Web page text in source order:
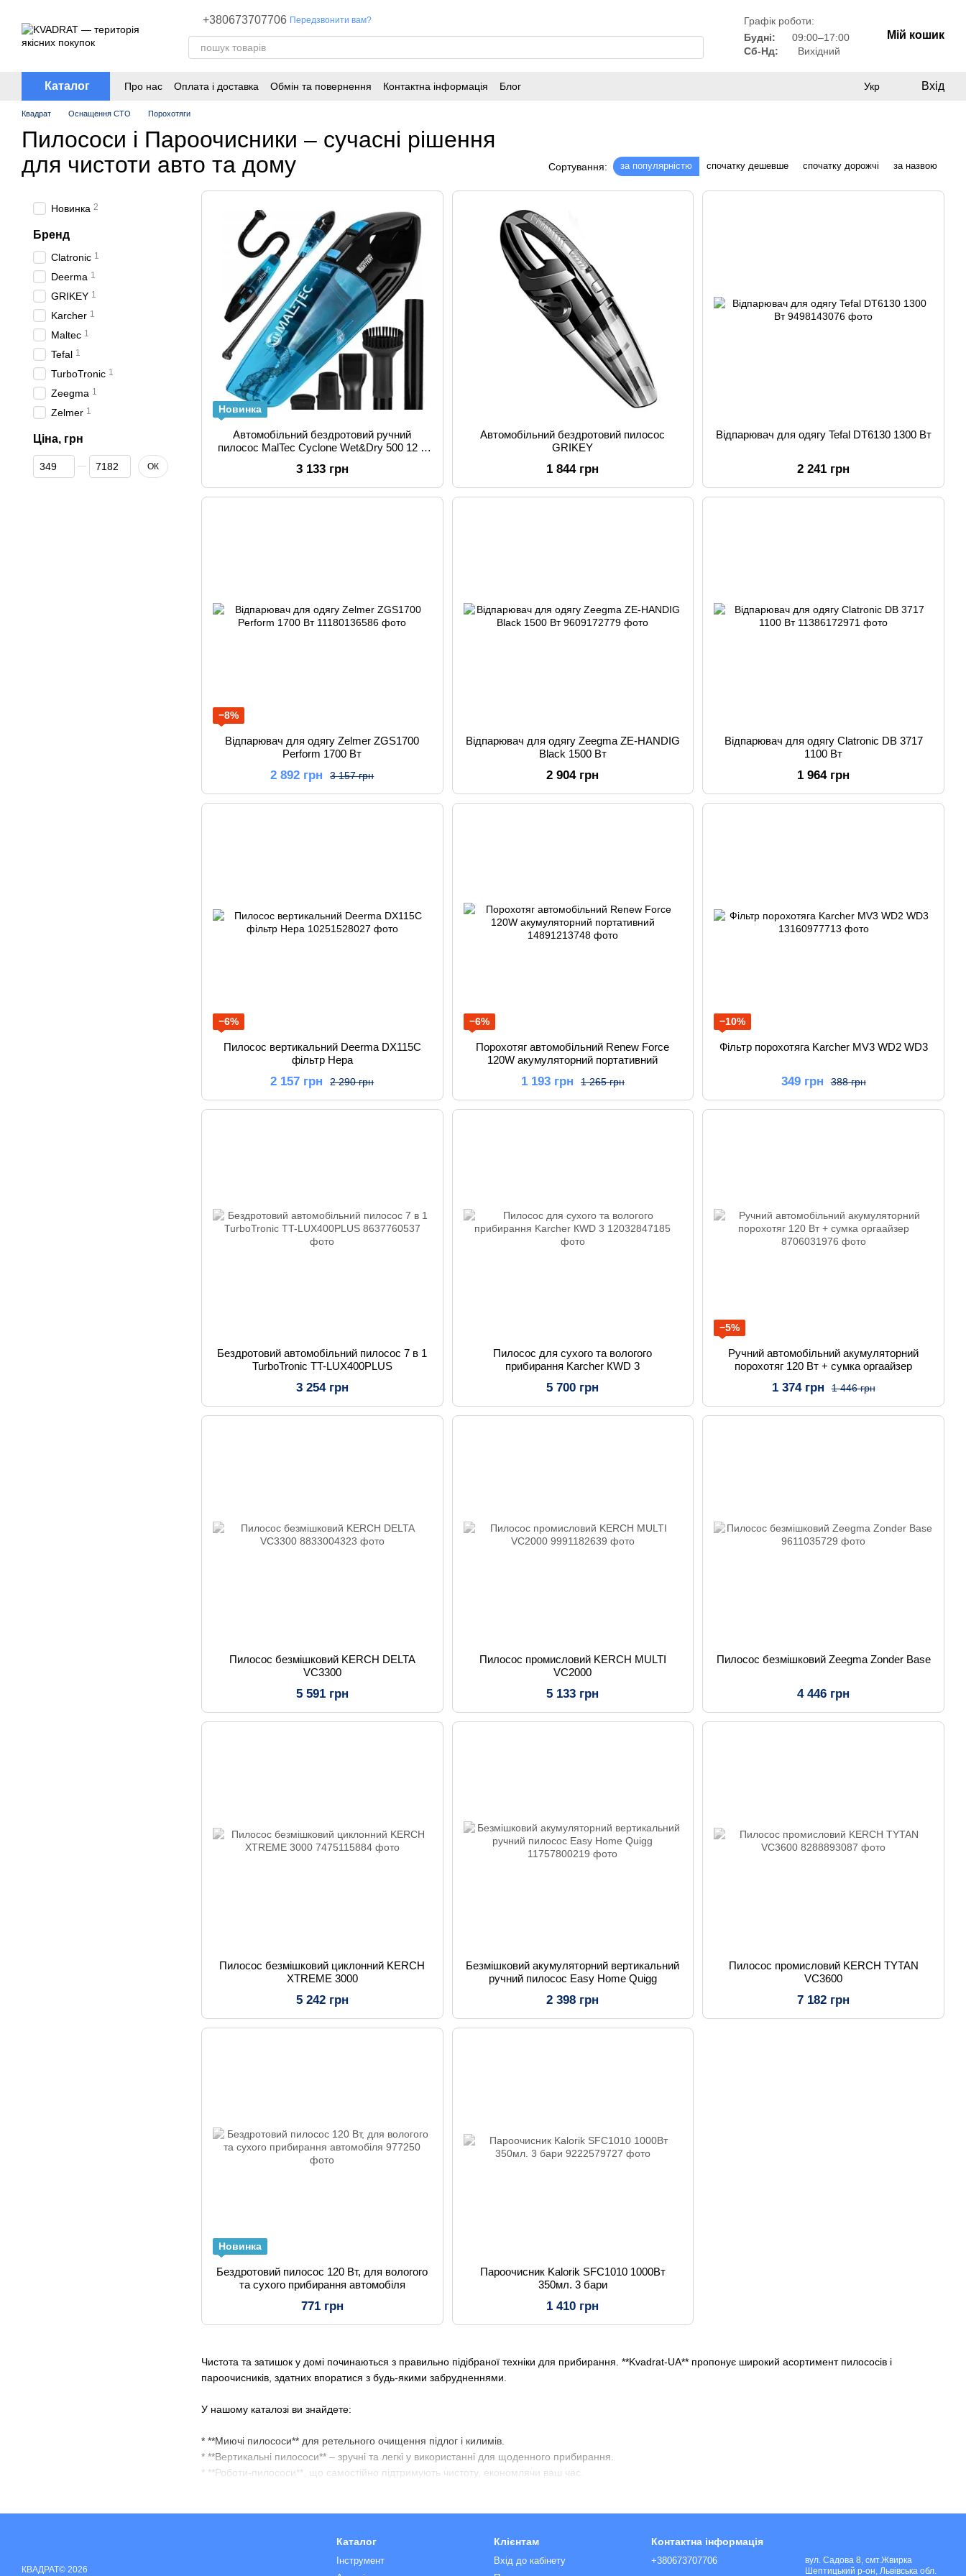
+380673707706 Передзвонити вам?
Графік роботи:
Будні:
09:00–17:00
Сб-Нд:
Вихідний
Мій кошик
Каталог Про нас Оплата і доставка Обмін та повернення Контактна інформація Блог Укр Вхід
Квадрат Оснащення СТО Порохотяги
Пилососи і Пароочисники – сучасні рішення
для чистоти авто та дому
Сортування: за популярністю спочатку дешевше спочатку дорожчі за назвою
Чистота та затишок у домі починаються з правильно підібраної техніки для прибирання. **Kvadrat-UA** пропонує широкий асортимент пилососів і
пароочисників, здатних впоратися з будь-якими забрудненнями.
У нашому каталозі ви знайдете:
* **Миючі пилососи** для ретельного очищення підлог і килимів.
* **Вертикальні пилососи** – зручні та легкі у використанні для щоденного прибирання.
* **Роботи-пилососи**, що самостійно підтримують чистоту, економлячи ваш час.
Ми співпрацюємо тільки з перевіреними брендами, що гарантують надійність і довговічність техніки. Пилососи й пароочисники легко справляються з
Новинка
Автомобільний бездротовий ручний
пилосос MalTec Cyclone Wet&Dry 500 12 в
3 133 грн
Автомобільний бездротовий пилосос
GRIKEY
1 844 грн
Відпарювач для одягу Tefal DT6130 1300 Вт
2 241 грн
−8%
Відпарювач для одягу Zelmer ZGS1700
Perform 1700 Вт
3 157 грн
2 892 грн
Відпарювач для одягу Zeegma ZE-HANDIG
Black 1500 Вт
2 904 грн
Відпарювач для одягу Clatronic DB 3717
1100 Вт
1 964 грн
−6%
Пилосос вертикальний Deerma DX115C
фільтр Hepa
2 290 грн
2 157 грн
−6%
Порохотяг автомобільний Renew Force
120W акумуляторний портативний
1 265 грн
1 193 грн
−10%
Фільтр порохотяга Karcher MV3 WD2 WD3
388 грн
349 грн
Бездротовий автомобільний пилосос 7 в 1
TurboTronic TT-LUX400PLUS
3 254 грн
Пилосос для сухого та вологого
прибирання Karcher КWD 3
5 700 грн
−5%
Ручний автомобільний акумуляторний
порохотяг 120 Вт + сумка оргаайзер
1 446 грн
1 374 грн
Пилосос безмішковий KERCH DELTA
VC3300
5 591 грн
Пилосос промисловий KERCH MULTI
VC2000
5 133 грн
Пилосос безмішковий Zeegma Zonder Base
4 446 грн
Пилосос безмішковий циклонний KERCH
XTREME 3000
5 242 грн
Безмішковий акумуляторний вертикальний
ручний пилосос Easy Home Quigg
2 398 грн
Пилосос промисловий KERCH TYTAN
VC3600
7 182 грн
Новинка
Бездротовий пилосос 120 Вт, для вологого
та сухого прибирання автомобіля
771 грн
Пароочисник Kalorik SFC1010 1000Вт
350мл. 3 бари
1 410 грн
Новинка 2
Бренд
Clatronic 1
Deerma 1
GRIKEY 1
Karcher 1
Maltec 1
Tefal 1
TurboTronic 1
Zeegma 1
Zelmer 1
Ціна, грн
Від Ціна, грн
До Ціна, грн ОК
КВАДРАТ© 2026
Каталог
Інструмент
Клієнтам
Вхід до кабінету
Контактна інформація
+380673707706
вул. Садова 8, смт.Жвирка
Шептицький р-он, Львівська обл.